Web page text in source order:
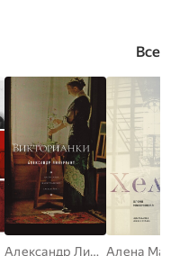
Все
Александр Ливергант